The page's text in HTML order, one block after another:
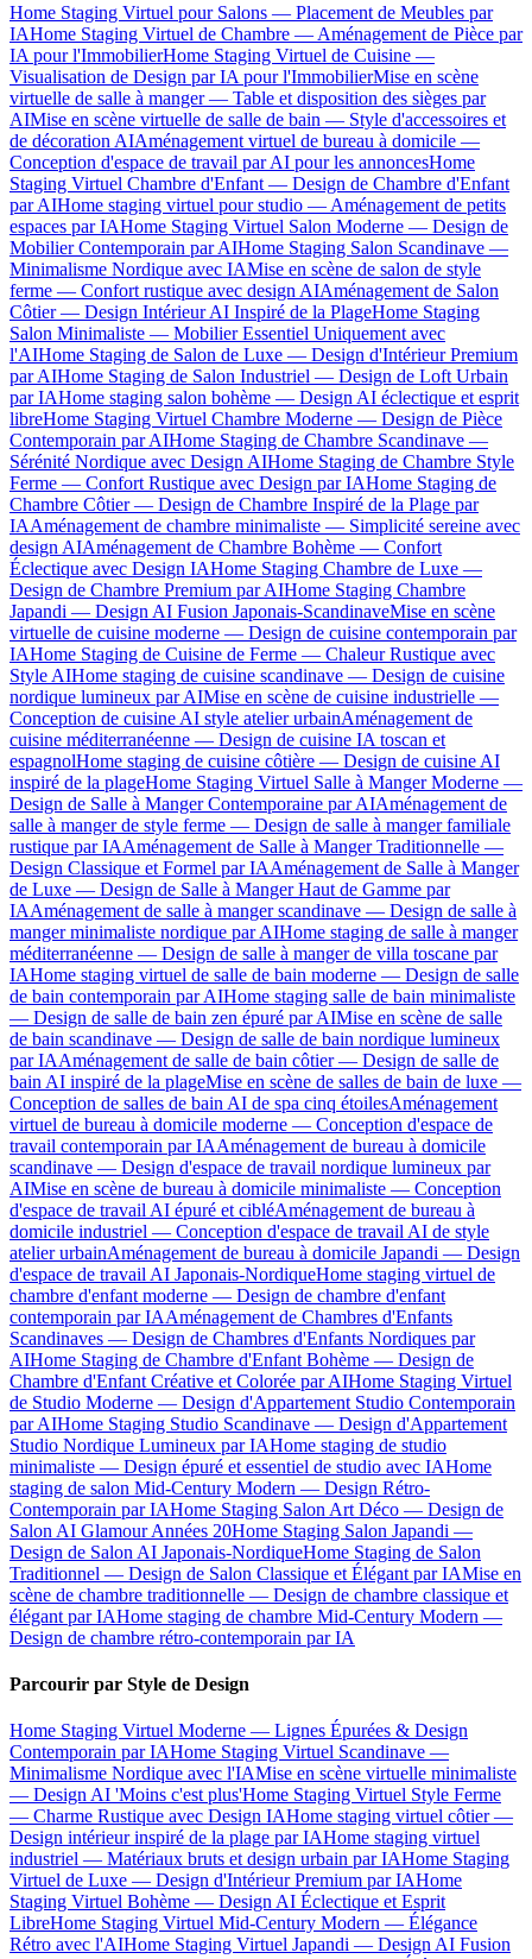
Home Staging Virtuel pour Salons — Placement de Meubles par
IAHome Staging Virtuel de Chambre — Aménagement de Pièce par
IA pour l'ImmobilierHome Staging Virtuel de Cuisine —
Visualisation de Design par IA pour l'ImmobilierMise en scène
virtuelle de salle à manger — Table et disposition des sièges par
AIMise en scène virtuelle de salle de bain — Style d'accessoires et
de décoration AIAménagement virtuel de bureau à domicile —
Conception d'espace de travail par AI pour les annoncesHome
Staging Virtuel Chambre d'Enfant — Design de Chambre d'Enfant
par AIHome staging virtuel pour studio — Aménagement de petits
espaces par IAHome Staging Virtuel Salon Moderne — Design de
Mobilier Contemporain par AIHome Staging Salon Scandinave —
Minimalisme Nordique avec IAMise en scène de salon de style
ferme — Confort rustique avec design AIAménagement de Salon
Côtier — Design Intérieur AI Inspiré de la PlageHome Staging
Salon Minimaliste — Mobilier Essentiel Uniquement avec
l'AIHome Staging de Salon de Luxe — Design d'Intérieur Premium
par AIHome Staging de Salon Industriel — Design de Loft Urbain
par IAHome staging salon bohème — Design AI éclectique et esprit
libreHome Staging Virtuel Chambre Moderne — Design de Pièce
Contemporain par AIHome Staging de Chambre Scandinave —
Sérénité Nordique avec Design AIHome Staging de Chambre Style
Ferme — Confort Rustique avec Design par IAHome Staging de
Chambre Côtier — Design de Chambre Inspiré de la Plage par
IAAménagement de chambre minimaliste — Simplicité sereine avec
design AIAménagement de Chambre Bohème — Confort
Éclectique avec Design IAHome Staging Chambre de Luxe —
Design de Chambre Premium par AIHome Staging Chambre
Japandi — Design AI Fusion Japonais-ScandinaveMise en scène
virtuelle de cuisine moderne — Design de cuisine contemporain par
IAHome Staging de Cuisine de Ferme — Chaleur Rustique avec
Style AIHome staging de cuisine scandinave — Design de cuisine
nordique lumineux par AIMise en scène de cuisine industrielle —
Conception de cuisine AI style atelier urbainAménagement de
cuisine méditerranéenne — Design de cuisine IA toscan et
espagnolHome staging de cuisine côtière — Design de cuisine AI
inspiré de la plageHome Staging Virtuel Salle à Manger Moderne —
Design de Salle à Manger Contemporaine par AIAménagement de
salle à manger de style ferme — Design de salle à manger familiale
rustique par IAAménagement de Salle à Manger Traditionnelle —
Design Classique et Formel par IAAménagement de Salle à Manger
de Luxe — Design de Salle à Manger Haut de Gamme par
IAAménagement de salle à manger scandinave — Design de salle à
manger minimaliste nordique par AIHome staging de salle à manger
méditerranéenne — Design de salle à manger de villa toscane par
IAHome staging virtuel de salle de bain moderne — Design de salle
de bain contemporain par AIHome staging salle de bain minimaliste
— Design de salle de bain zen épuré par AIMise en scène de salle
de bain scandinave — Design de salle de bain nordique lumineux
par IAAménagement de salle de bain côtier — Design de salle de
bain AI inspiré de la plageMise en scène de salles de bain de luxe —
Conception de salles de bain AI de spa cinq étoilesAménagement
virtuel de bureau à domicile moderne — Conception d'espace de
travail contemporain par IAAménagement de bureau à domicile
scandinave — Design d'espace de travail nordique lumineux par
AIMise en scène de bureau à domicile minimaliste — Conception
d'espace de travail AI épuré et cibléAménagement de bureau à
domicile industriel — Conception d'espace de travail AI de style
atelier urbainAménagement de bureau à domicile Japandi — Design
d'espace de travail AI Japonais-NordiqueHome staging virtuel de
chambre d'enfant moderne — Design de chambre d'enfant
contemporain par IAAménagement de Chambres d'Enfants
Scandinaves — Design de Chambres d'Enfants Nordiques par
AIHome Staging de Chambre d'Enfant Bohème — Design de
Chambre d'Enfant Créative et Colorée par AIHome Staging Virtuel
de Studio Moderne — Design d'Appartement Studio Contemporain
par AIHome Staging Studio Scandinave — Design d'Appartement
Studio Nordique Lumineux par IAHome staging de studio
minimaliste — Design épuré et essentiel de studio avec IAHome
staging de salon Mid-Century Modern — Design Rétro-
Contemporain par IAHome Staging Salon Art Déco — Design de
Salon AI Glamour Années 20Home Staging Salon Japandi —
Design de Salon AI Japonais-NordiqueHome Staging de Salon
Traditionnel — Design de Salon Classique et Élégant par IAMise en
scène de chambre traditionnelle — Design de chambre classique et
élégant par IAHome staging de chambre Mid-Century Modern —
Design de chambre rétro-contemporain par IA
Parcourir par Style de Design
Home Staging Virtuel Moderne — Lignes Épurées & Design
Contemporain par IAHome Staging Virtuel Scandinave —
Minimalisme Nordique avec l'IAMise en scène virtuelle minimaliste
— Design AI 'Moins c'est plus'Home Staging Virtuel Style Ferme
— Charme Rustique avec Design IAHome staging virtuel côtier —
Design intérieur inspiré de la plage par IAHome staging virtuel
industriel — Matériaux bruts et design urbain par IAHome Staging
Virtuel de Luxe — Design d'Intérieur Premium par IAHome
Staging Virtuel Bohème — Design AI Éclectique et Esprit
LibreHome Staging Virtuel Mid-Century Modern — Élégance
Rétro avec l'AIHome Staging Virtuel Japandi — Design AI Fusion